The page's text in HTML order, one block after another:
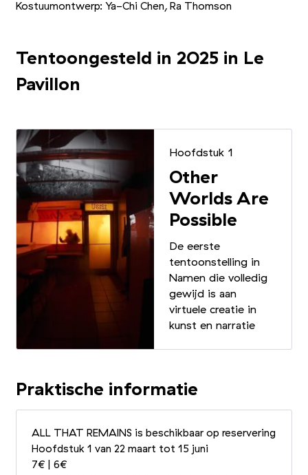
Kostuumontwerp: Ya-Chi Chen, Ra Thomson
Tentoongesteld in 2025 in Le
Pavillon
Hoofdstuk 1
Other
Worlds Are
Possible
De eerste
tentoonstelling in
Namen die volledig
gewijd is aan
virtuele creatie in
kunst en narratie
Praktische informatie
ALL THAT REMAINS is beschikbaar op reservering
Hoofdstuk 1 van 22 maart tot 15 juni
7€ | 6€